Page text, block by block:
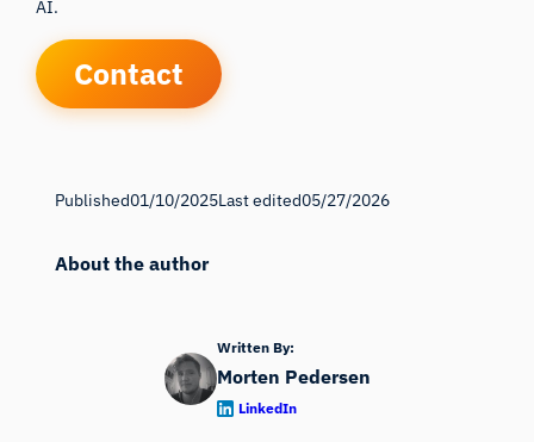
AI.
Contact
Published01/10/2025Last edited05/27/2026
About the author
Written By:
Morten Pedersen
LinkedIn